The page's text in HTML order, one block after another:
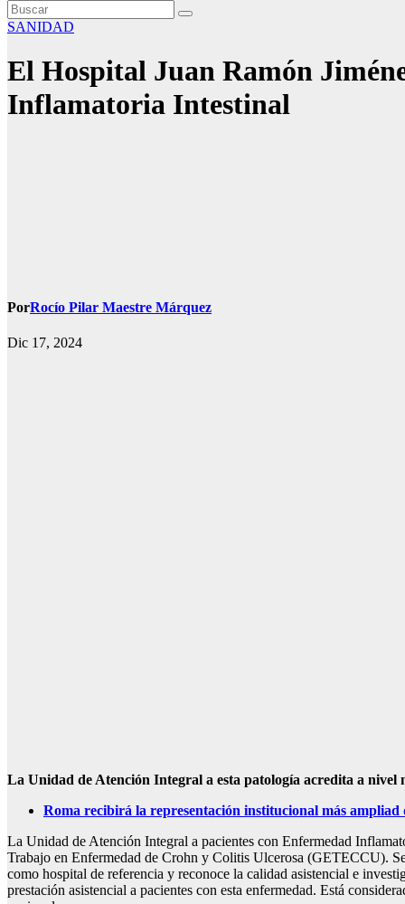
SANIDAD
El Hospital Juan Ramón
Inflamatoria Intestinal
PorRocío Pilar Maestre Márquez
Dic 17, 2024
La Unidad de Atención Integral a esta patología acredita a nivel
Roma recibirá la representación institucional más ampliad
La Unidad de Atención Integral a pacientes con Enfermedad
Trabajo en Enfermedad de Crohn y Colitis Ulcerosa (GETECCU).
como hospital de referencia y reconoce la calidad asistencial e
prestación asistencial a pacientes con esta enfermedad. Está